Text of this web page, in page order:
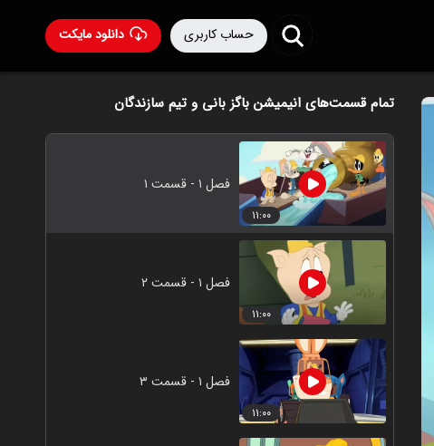
دانلود مایکت حساب کاربری
تمام قسمت‌های انیمیشن باگز بانی و تیم سازندگان
۱۱:۰۰
فصل ۱ - قسمت ۱
۱۱:۰۰
فصل ۱ - قسمت ۲
۱۱:۰۰
فصل ۱ - قسمت ۳